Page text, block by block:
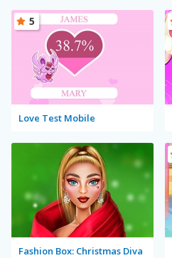
Love Test Mobile
5
Fashion Box: Christmas Diva